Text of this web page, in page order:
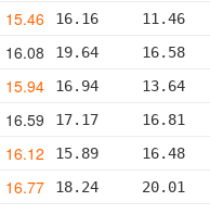
15.46 16.16     11.46
16.08 19.64     16.58
15.94 16.94     13.64
16.59 17.17     16.81
16.12 15.89     16.48
16.77 18.24     20.01